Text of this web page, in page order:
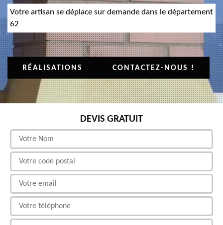
Votre artisan se déplace sur demande dans le département
62
RÉALISATIONS CONTACTEZ-NOUS !
DEVIS GRATUIT